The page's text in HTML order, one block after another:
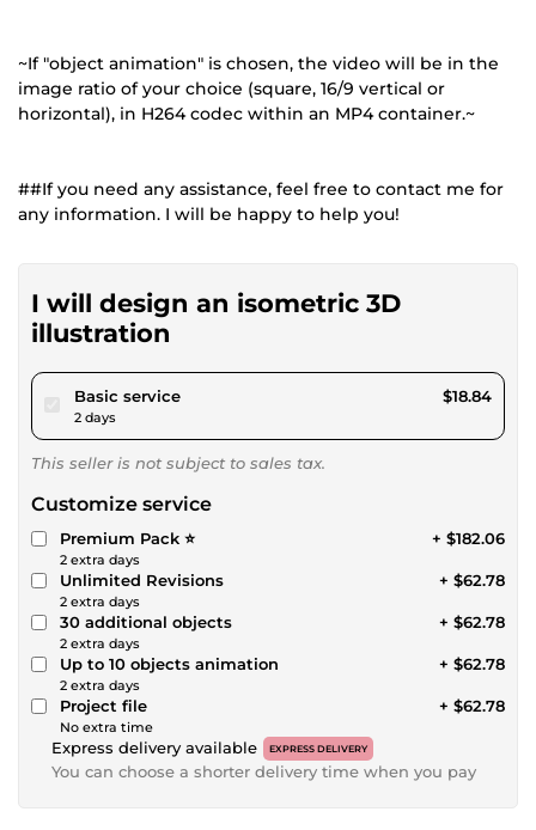
~If "object animation" is chosen, the video will be in the
image ratio of your choice (square, 16/9 vertical or
horizontal), in H264 codec within an MP4 container.~
##If you need any assistance, feel free to contact me for
any information. I will be happy to help you!
I will design an isometric 3D
illustration
Basic servicepour $17.36
2 days
$18.84
This seller is not subject to sales tax.
Customize service
Premium Pack ⭐️
2 extra days
+ $182.06
Unlimited Revisions
2 extra days
+ $62.78
30 additional objects
2 extra days
+ $62.78
Up to 10 objects animation
2 extra days
+ $62.78
Project file
No extra time
+ $62.78
Express delivery available EXPRESS DELIVERY
You can choose a shorter delivery time when you pay